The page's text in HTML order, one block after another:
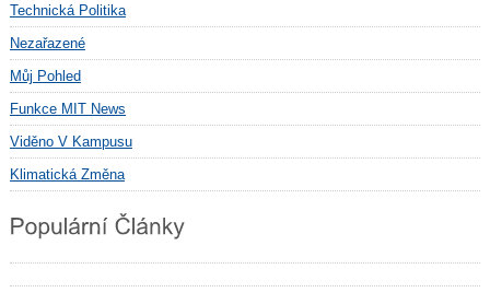
Technická Politika
Nezařazené
Můj Pohled
Funkce MIT News
Viděno V Kampusu
Klimatická Změna